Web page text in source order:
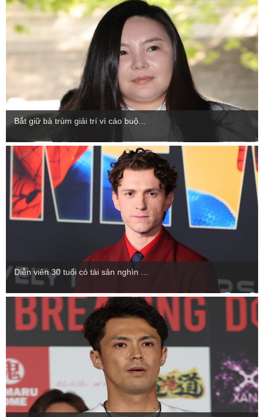
Bắt giữ bà trùm giải trí vì cáo buộ...
Diễn viên 30 tuổi có tài sản nghìn ...